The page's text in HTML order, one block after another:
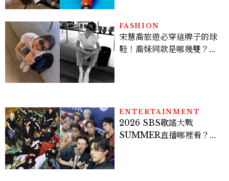
FASHION
宋慧喬旅遊必穿這牌子的球
鞋！喬妹同款是哪幾雙？
ENTERTAINMENT
2026 SBS歌謠大戰
SUMMER直播哪裡看？